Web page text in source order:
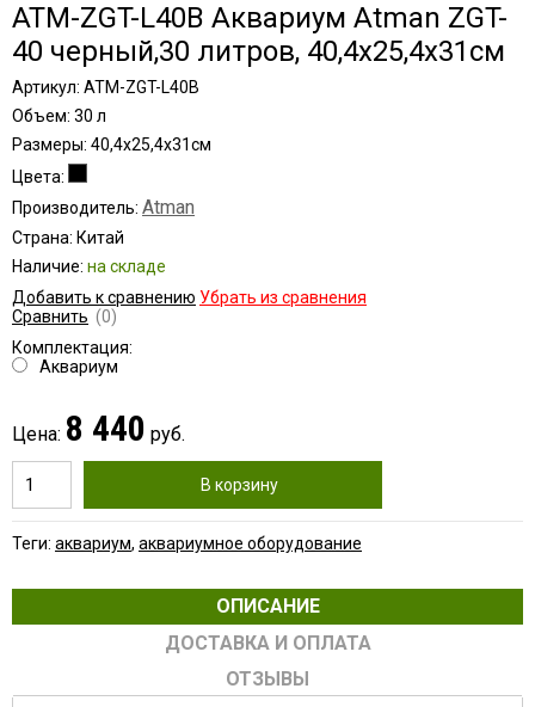
ATM-ZGT-L40B Аквариум Atman ZGT-
40 черный,30 литров, 40,4х25,4х31см
Артикул: ATM-ZGT-L40B
Объем: 30 л
Размеры: 40,4х25,4х31см
Цвета:
Производитель: Atman
Страна: Китай
Наличие: на складе
Добавить к сравнению Убрать из сравнения
Сравнить (0)
Комплектация:
Аквариум
Цена: 8 440 руб.
В корзину
Теги: аквариум, аквариумное оборудование
ОПИСАНИЕ
ДОСТАВКА И ОПЛАТА
ОТЗЫВЫ